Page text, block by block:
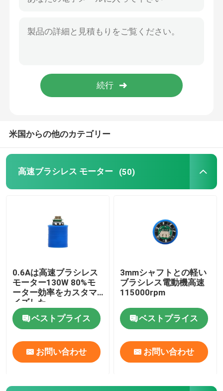
米国からの他のカテゴリー
高速ブラシレス モーター (50)
0.6Aは高速ブラシレス
モーター130W 80%モ
ーター効率をカスタマ
イズした
ベストプライス
お問い合わせ
3mmシャフトとの軽い
ブラシレス電動機高速
115000rpm
ベストプライス
お問い合わせ